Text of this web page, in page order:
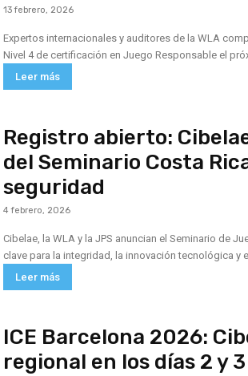
13 febrero, 2026
Expertos internacionales y auditores de la WLA
Nivel 4 de certificación en Juego Responsable el
Leer más
Registro abierto:
del Seminario Costa
seguridad
4 febrero, 2026
Cibelae, la WLA y la JPS anuncian el Seminario de
clave para la integridad, la innovación tecnológica y
Leer más
ICE Barcelona 2026:
regional en los días 2 y